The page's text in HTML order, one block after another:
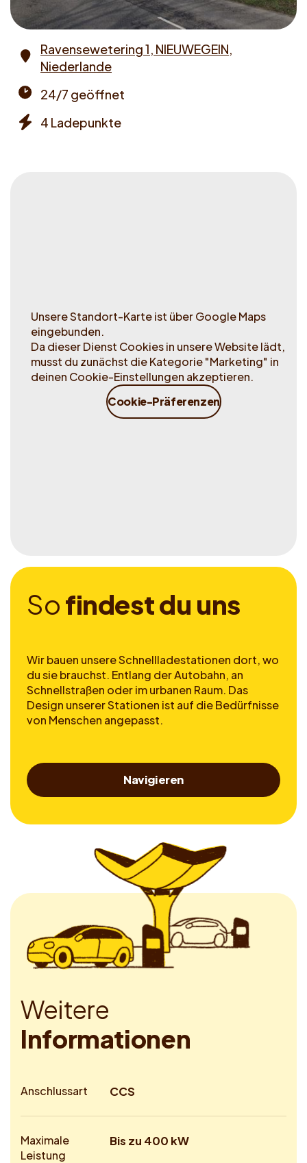
Address
Ravensewetering 1, NIEUWEGEIN,
Niederlande
times
24/7 geöffnet
4 Ladepunkte
Unsere Standort-Karte ist über Google Maps
eingebunden.
Da dieser Dienst Cookies in unsere Website lädt,
musst du zunächst die Kategorie "Marketing" in
deinen Cookie-Einstellungen akzeptieren.
Cookie-Präferenzen
Sofindestdu uns
Wir bauen unsere Schnellladestationen dort, wo
du sie brauchst. Entlang der Autobahn, an
Schnellstraßen oder im urbanen Raum. Das
Design unserer Stationen ist auf die Bedürfnisse
von Menschen angepasst.
Navigieren
Weitere
Informationen
Anschlussart CCS
Maximale
Leistung
Bis zu 400 kW